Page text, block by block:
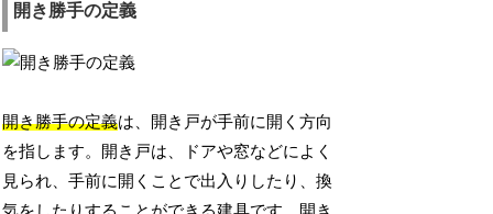
開き勝手の定義
開き勝手の定義は、開き戸が手前に開く方向
を指します。開き戸は、ドアや窓などによく
見られ、手前に開くことで出入りしたり、換